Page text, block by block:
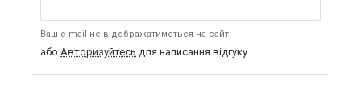
Ваш e-mail не відображатиметься на сайті
або Авторизуйтесь для написання відгуку